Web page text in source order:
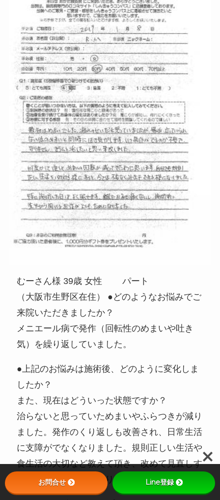
むーさん様 39歳 女性 パート
（大阪市生野区在住） ●どのようなお悩みでご
来院いただきましたか？
メニエール病で発作（回転性のめまいや吐き
気）を繰り返していました。
●上記のお悩みは施術後、どのように変化しま
したか？
また、現在はどういった状態ですか？
治らないと思っていためまいやふらつきが減り
ました。発作のくり返しも改善され、日常生活
に支障がでなくなりました。規則正しい生活や
食生活の大切など教えて頂き、改めて見直しす
る良いきっかけにもなりました。
お問合せ Line登録